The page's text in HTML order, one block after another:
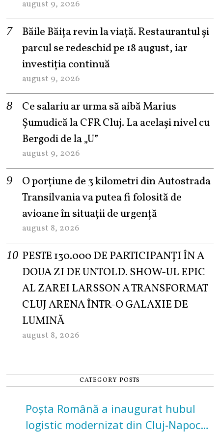
august 9, 2026
Băile Băița revin la viață. Restaurantul și
parcul se redeschid pe 18 august, iar
investiția continuă
august 9, 2026
Ce salariu ar urma să aibă Marius
Șumudică la CFR Cluj. La același nivel cu
Bergodi de la „U”
august 9, 2026
O porțiune de 3 kilometri din Autostrada
Transilvania va putea fi folosită de
avioane în situații de urgență
august 8, 2026
PESTE 130.000 DE PARTICIPANȚI ÎN A
DOUA ZI DE UNTOLD. SHOW-UL EPIC
AL ZAREI LARSSON A TRANSFORMAT
CLUJ ARENA ÎNTR-O GALAXIE DE
LUMINĂ
august 8, 2026
CATEGORY POSTS
Poșta Română a inaugurat hubul
logistic modernizat din Cluj-Napoca.